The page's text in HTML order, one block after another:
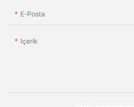
E-Posta
Içerik